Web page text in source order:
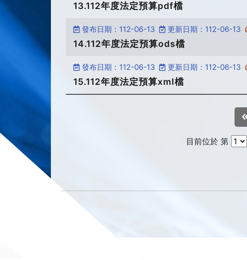
13.112年度法定預算pdf檔
發布日期：112-06-13 更新日期：112-06-13
14.112年度法定預算ods檔
發布日期：112-06-13 更新日期：112-06-13
15.112年度法定預算xml檔
目前位於 第